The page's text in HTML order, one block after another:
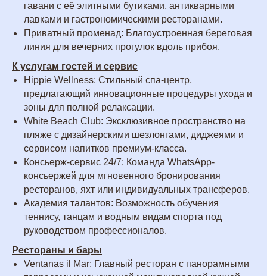
гавани с её элитными бутиками, антикварными
лавками и гастрономическими ресторанами.
Приватный променад: Благоустроенная береговая
линия для вечерних прогулок вдоль прибоя.
К услугам гостей и сервис
Hippie Wellness: Стильный спа-центр,
предлагающий инновационные процедуры ухода и
зоны для полной релаксации.
White Beach Club: Эксклюзивное пространство на
пляже с дизайнерскими шезлонгами, диджеями и
сервисом напитков премиум-класса.
Консьерж-сервис 24/7: Команда WhatsApp-
консьержей для мгновенного бронирования
ресторанов, яхт или индивидуальных трансферов.
Академия талантов: Возможность обучения
теннису, танцам и водным видам спорта под
руководством профессионалов.
Рестораны и бары
Ventanas il Mar: Главный ресторан с панорамными